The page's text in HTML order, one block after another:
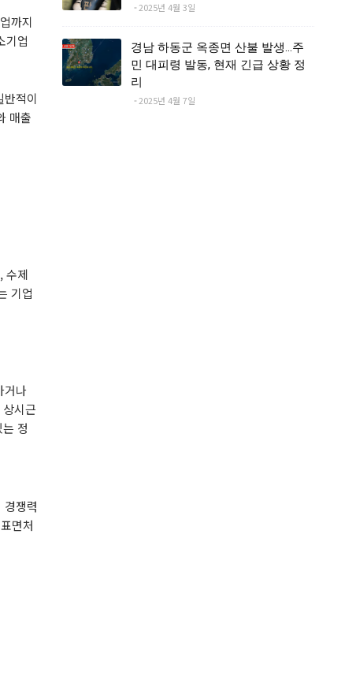
까지
기업
적이
매출
수제
기업
거나
시근
정
쟁력
면처
2025년 4월 3일
경남 하동군 옥종면 산불 발생…주
민 대피령 발동, 현재 긴급 상황 정
리
2025년 4월 7일